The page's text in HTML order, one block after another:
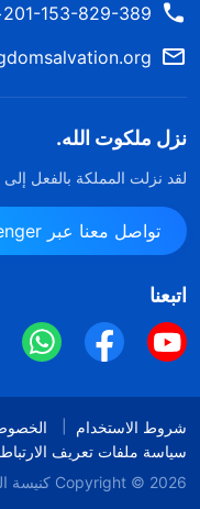
201-153-829-389+ 213-551-750-916+
نزل ملكوت الله.
لقد نزلت المملكة بالفعل
تواصل معنا عبر Messenger
اتبعنا
شروط الاستخدام
سياسة ملفات تعريف الارتباط
Copyright © 2026 كنيسة